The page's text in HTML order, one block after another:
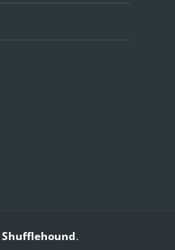
Shufflehound.